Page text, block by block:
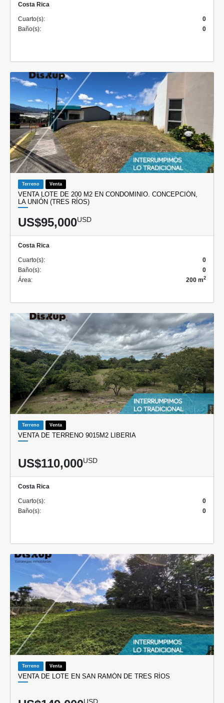
Costa Rica
Cuarto(s):
0
Baño(s):
0
Terreno Venta
VENTA LOTE DE 200 M2 EN CONDOMINIO. CONCEPCIÓN,
LA UNIÓN (TRES RÍOS)
US$95,000USD
Costa Rica
Cuarto(s):
0
Baño(s):
0
Área:
200 m2
Terreno Venta
VENTA DE TERRENO 9015M2 LIBERIA
US$110,000USD
Costa Rica
Cuarto(s):
0
Baño(s):
0
Terreno Venta
VENTA DE LOTE EN SAN RAMÓN DE TRES RÍOS